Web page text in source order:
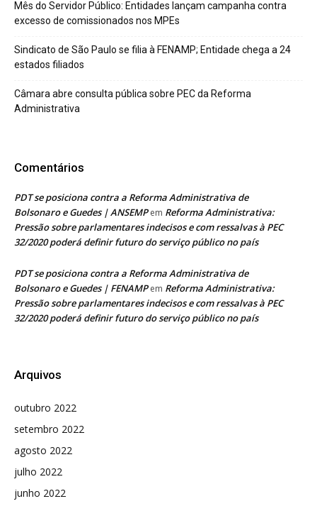
Mês do Servidor Público: Entidades lançam campanha contra
excesso de comissionados nos MPEs
Sindicato de São Paulo se filia à FENAMP; Entidade chega a 24
estados filiados
Câmara abre consulta pública sobre PEC da Reforma
Administrativa
Comentários
PDT se posiciona contra a Reforma Administrativa de
Bolsonaro e Guedes | ANSEMPem Reforma Administrativa:
Pressão sobre parlamentares indecisos e com ressalvas à PEC
32/2020 poderá definir futuro do serviço público no país
PDT se posiciona contra a Reforma Administrativa de
Bolsonaro e Guedes | FENAMPem Reforma Administrativa:
Pressão sobre parlamentares indecisos e com ressalvas à PEC
32/2020 poderá definir futuro do serviço público no país
Arquivos
outubro 2022
setembro 2022
agosto 2022
julho 2022
junho 2022